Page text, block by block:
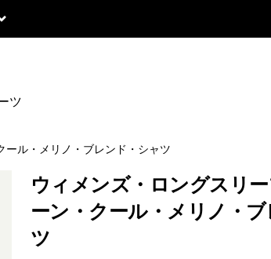
ツ
ル・メリノ・ブレンド・シャツ
ウィメンズ・ロングスリ
ーン・クール・メリノ・
ツ